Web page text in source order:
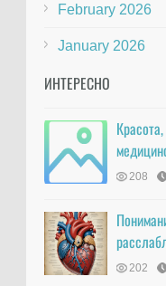
February 2026
January 2026
ИНТЕРЕСНО
208
202